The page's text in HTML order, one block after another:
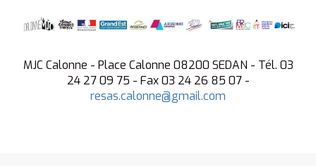
MJC Calonne - Place Calonne 08200 SEDAN - Tél. 03
24 27 09 75 - Fax 03 24 26 85 07 -
resas.calonne@gmail.com